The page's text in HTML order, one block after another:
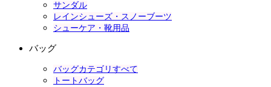
サンダル
レインシューズ・スノーブーツ
シューケア・靴用品
バッグ
バッグカテゴリすべて
トートバッグ